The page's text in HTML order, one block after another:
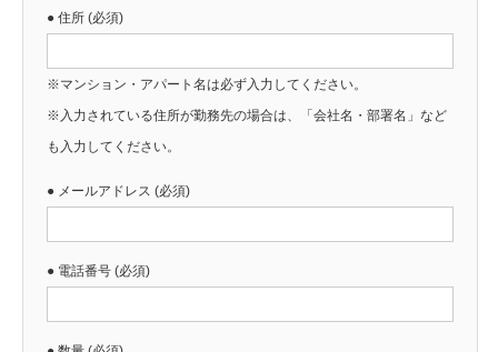
● 住所 (必須)
※マンション・アパート名は必ず入力してください。
※入力されている住所が勤務先の場合は、「会社名・部署名」など
も入力してください。
● メールアドレス (必須)
● 電話番号 (必須)